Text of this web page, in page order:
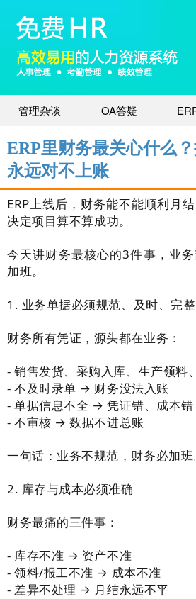
管理杂谈 OA答疑
ERP里财务最关心什么？
永远对不上账
ERP上线后，财务能不能顺利月
决定项目算不算成功。
今天讲财务最核心的3件事，业
加班。
1. 业务单据必须规范、及时、完整
财务所有凭证，源头都在业务：
- 销售发货、采购入库、生产领料
- 不及时录单 → 财务没法入账
- 单据信息不全 → 凭证错、成本错
- 不审核 → 数据不进总账
一句话：业务不规范，财务必加班
2. 库存与成本必须准确
财务最痛的三件事：
- 库存不准 → 资产不准
- 领料/报工不准 → 成本不准
- 差异不处理 → 月结永远不平